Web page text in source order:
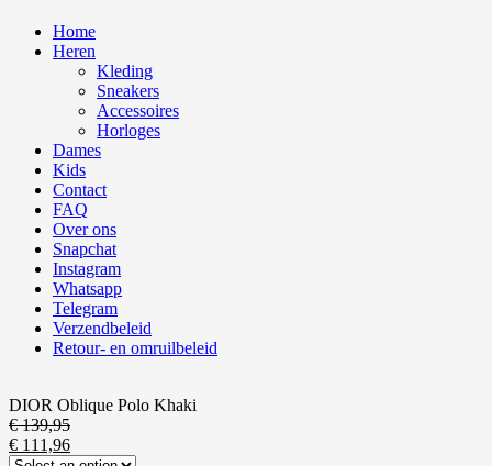
Home
Heren
Kleding
Sneakers
Accessoires
Horloges
Dames
Kids
Contact
FAQ
Over ons
Snapchat
Instagram
Whatsapp
Telegram
Verzendbeleid
Retour- en omruilbeleid
DIOR Oblique Polo Khaki
€139,95
€ 111,96